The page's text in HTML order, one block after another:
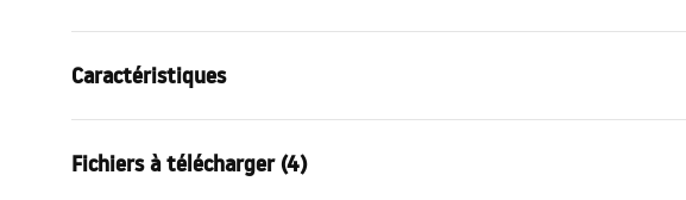
Caractéristiques
Méthode de montage
Fichiers à télécharger (4)